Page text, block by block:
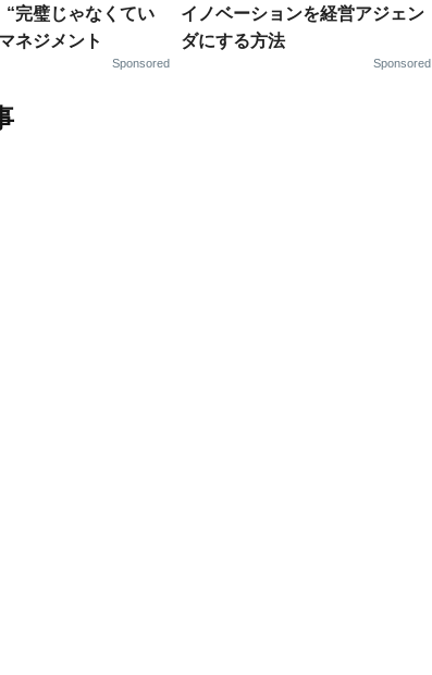
“完璧じゃなくてい
ネジメント
Sponsored
イノベーションを経営アジェン
ダにする方法
Sponsored